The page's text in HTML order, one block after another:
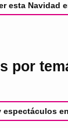
esta Navidad
por
espectáculos